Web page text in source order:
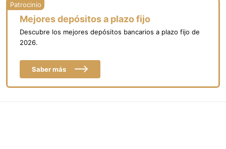
Mejores depósitos a plazo fijo
Descubre los mejores depósitos bancarios a plazo fijo de
2026.
Saber más